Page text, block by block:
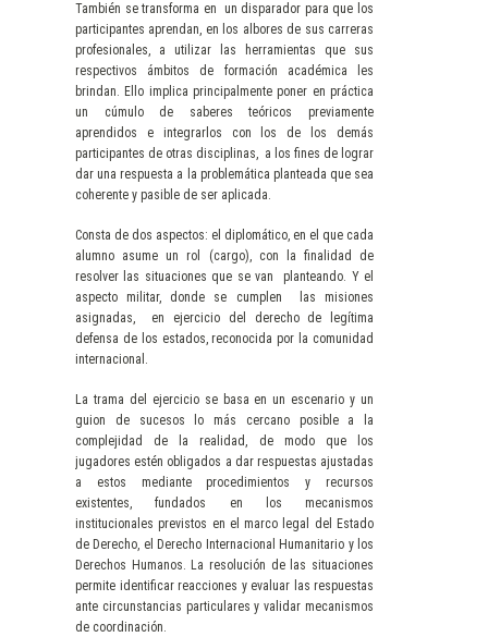
También se transforma en un disparador para que los
participantes aprendan, en los albores de sus carreras
profesionales, a utilizar las herramientas que sus
respectivos ámbitos de formación académica les
brindan. Ello implica principalmente poner en práctica
un cúmulo de saberes teóricos previamente
aprendidos e integrarlos con los de los demás
participantes de otras disciplinas, a los fines de lograr
dar una respuesta a la problemática planteada que sea
coherente y pasible de ser aplicada.
Consta de dos aspectos: el diplomático, en el que cada
alumno asume un rol (cargo), con la finalidad de
resolver las situaciones que se van planteando. Y el
aspecto militar, donde se cumplen las misiones
asignadas, en ejercicio del derecho de legítima
defensa de los estados, reconocida por la comunidad
internacional.
La trama del ejercicio se basa en un escenario y un
guion de sucesos lo más cercano posible a la
complejidad de la realidad, de modo que los
jugadores estén obligados a dar respuestas ajustadas
a estos mediante procedimientos y recursos
existentes, fundados en los mecanismos
institucionales previstos en el marco legal del Estado
de Derecho, el Derecho Internacional Humanitario y los
Derechos Humanos. La resolución de las situaciones
permite identificar reacciones y evaluar las respuestas
ante circunstancias particulares y validar mecanismos
de coordinación.